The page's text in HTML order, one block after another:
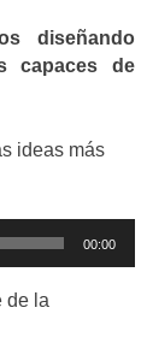
diseñando
capaces de
ideas más
00:00
de la